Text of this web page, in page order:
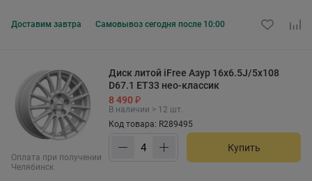
Доставим завтра Самовывоз сегодня после 10:00
Оплата при получении
Челябинск
Диск литой iFree Азур 16x6.5J/5x108
D67.1 ET33 нео-классик
8 490 ₽
В наличии > 12 шт.
Код товара: R289495
Купить